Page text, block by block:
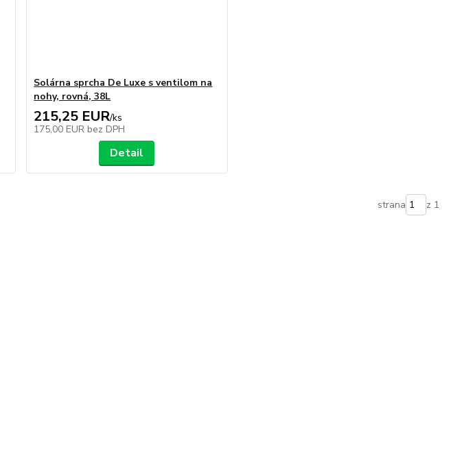
Solárna sprcha De Luxe s ventilom na
nohy, rovná, 38L
215,25 EUR/ks
175,00 EUR bez DPH
Detail
strana z 1